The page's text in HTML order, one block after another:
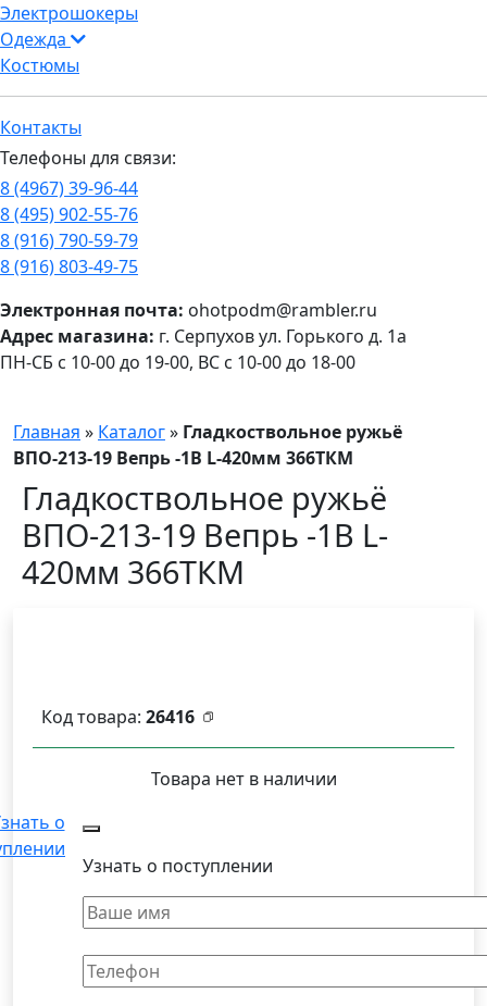
Электрошокеры
Одежда
Костюмы
Контакты
Телефоны для связи:
8 (4967) 39-96-44
8 (495) 902-55-76
8 (916) 790-59-79
8 (916) 803-49-75
ПН-СБ с 10-00 до 19-00, ВС с 10-00 до 18-00
Электронная почта: ohotpodm@rambler.ru
Адрес магазина: г. Серпухов ул. Горького д. 1а
Главная » Каталог» Гладкоствольное ружьё
ВПО-213-19 Вепрь -1В L-420мм 366ТКМ
Гладкоствольное ружьё
ВПО-213-19 Вепрь -1В L-
420мм 366ТКМ
Код товара: 26416
Товара нет в наличии
о
Узнать о поступлении